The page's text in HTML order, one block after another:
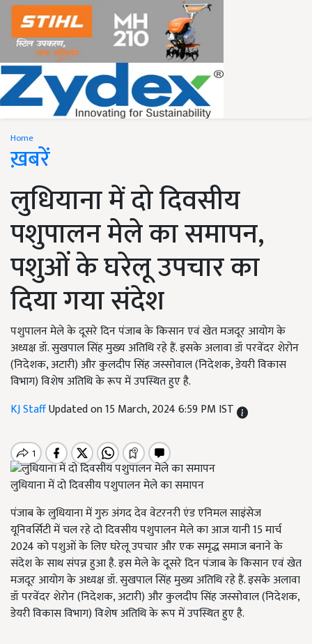
Home
ख़बरें
लुधियाना में दो दिवसीय
पशुपालन मेले का समापन,
पशुओं के घरेलू उपचार का
दिया गया संदेश
पशुपालन मेले के दूसरे दिन पंजाब के किसान एवं खेत मजदूर आयोग के
अध्यक्ष डॉ. सुखपाल सिंह मुख्य अतिथि रहे हैं. इसके अलावा डॉ परवेंदर शेरोन
(निदेशक, अटारी) और कुलदीप सिंह जस्सोवाल (निदेशक, डेयरी विकास
विभाग) विशेष अतिथि के रूप में उपस्थित हुए है.
KJ StaffUpdated on 15 March, 2024 6:59 PM IST
लुधियाना में दो दिवसीय पशुपालन मेले का समापन
पंजाब के लुधियाना में गुरु अंगद देव वेटरनरी एंड एनिमल साइंसेज
यूनिवर्सिटी में चल रहे दो दिवसीय पशुपालन मेले का आज यानी 15 मार्च
2024 को पशुओं के लिए घरेलू उपचार और एक समृद्ध समाज बनाने के
संदेश के साथ संपन्न हुआ है. इस मेले के दूसरे दिन पंजाब के किसान एवं खेत
मजदूर आयोग के अध्यक्ष डॉ. सुखपाल सिंह मुख्य अतिथि रहे हैं. इसके अलावा
डॉ परवेंदर शेरोन (निदेशक, अटारी) और कुलदीप सिंह जस्सोवाल (निदेशक,
डेयरी विकास विभाग) विशेष अतिथि के रूप में उपस्थित हुए है.